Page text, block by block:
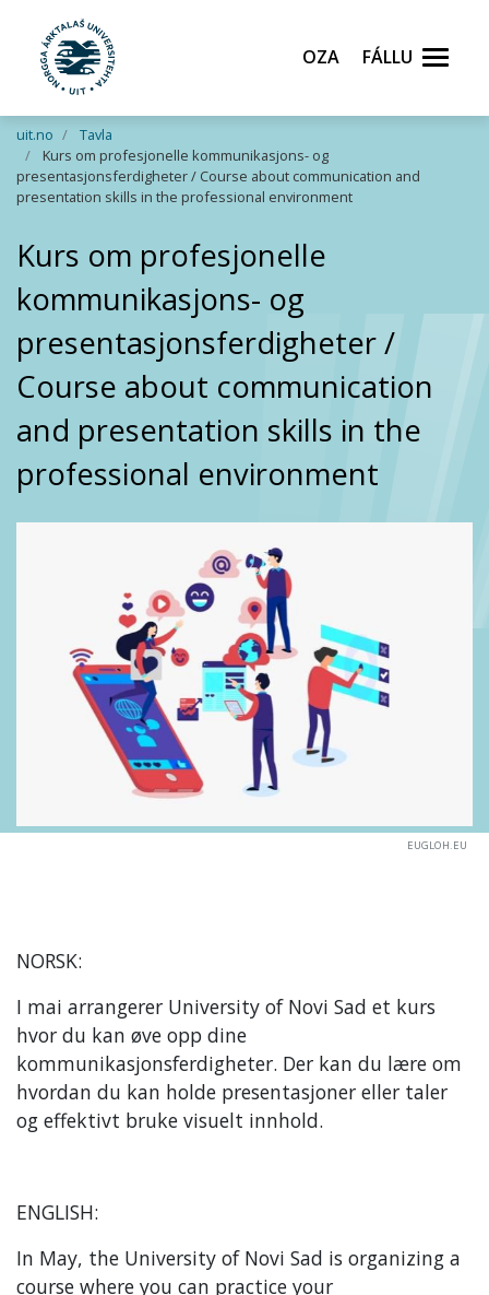
Gå til hovedinnhold
Oza Fállu
uit.no
Tavla
Kurs om profesjonelle kommunikasjons- og
presentasjonsferdigheter / Course about communication and
presentation skills in the professional environment
Kurs om profesjonelle
kommunikasjons- og
presentasjonsferdigheter /
Course about communication
and presentation skills in the
professional environment
EUGLOH.EU
NORSK:
I mai arrangerer University of Novi Sad et kurs
hvor du kan øve opp dine
kommunikasjonsferdigheter. Der kan du lære om
hvordan du kan holde presentasjoner eller taler
og effektivt bruke visuelt innhold.
ENGLISH:
In May, the University of Novi Sad is organizing a
course where you can practice your